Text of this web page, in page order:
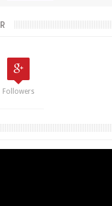
Followers